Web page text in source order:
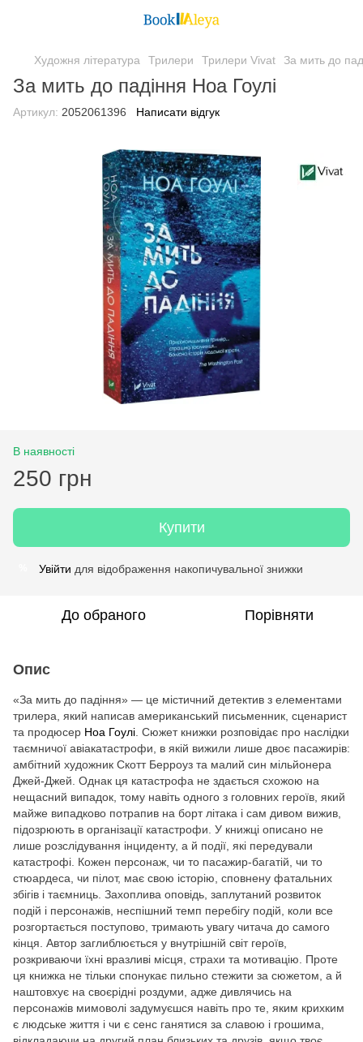
Художня література Трилери Трилери Vivat За мить до
За мить до падіння Ноа Гоулі
Артикул: 2052061396 Написати відгук
В наявності
250 грн
Купити
Увійти для відображення накопичувальної знижки
До обраного Порівняти
Опис
«За мить до падіння» — це містичний детектив з елементами
трилера, який написав американський письменник, сценарист
та продюсер Ноа Гоулі . Сюжет книжки розповідає про наслідки
таємничої авіакатастрофи, в якій вижили лише двоє пасажирів:
амбітний художник Скотт Берроуз та малий син мільйонера
Джей-Джей. Однак ця катастрофа не здається схожою на
нещасний випадок, тому навіть одного з головних героїв, який
майже випадково потрапив на борт літака і сам дивом вижив,
підозрюють в організації катастрофи. У книжці описано не
лише розслідування інциденту, а й події, які передували
катастрофі. Кожен персонаж, чи то пасажир-багатій, чи то
стюардеса, чи пілот, має свою історію, сповнену фатальних
збігів і таємниць. Захоплива оповідь, заплутаний розвиток
подій і персонажів, неспішний темп перебігу подій, коли все
розгортається поступово, тримають увагу читача до самого
кінця. Автор заглиблюється у внутрішній світ героїв,
розкриваючи їхні вразливі місця, страхи та мотивацію. Проте
ця книжка не тільки спонукає пильно стежити за сюжетом, а й
наштовхує на своєрідні роздуми, адже дивлячись на
персонажів мимоволі задумуєшся навіть про те, яким крихким
є людське життя і чи є сенс ганятися за славою і грошима,